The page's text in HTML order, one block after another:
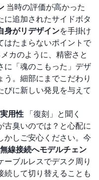
当時の評価が高かった
に追加されたサイドボタ
身がリデザインを手掛け
はたまらないポイントで
カのように、精密さと
に「魂のこもった」デザ
う。細部にまでこだわり
びに新しい発見を与えて
用性 「復刻」と聞く
古臭いのでは？と心配に
かしご安心ください。今
線接続へモデルチェン
ーブルレスでデスク周り
続して切り替えることも